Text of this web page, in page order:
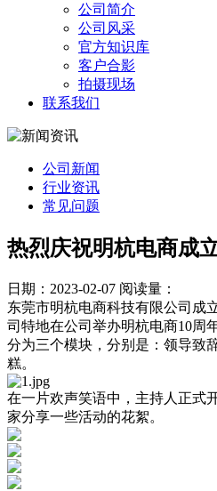
公司简介
公司风采
官方知识库
客户合影
拍摄现场
联系我们
公司新闻
行业资讯
常见问题
热烈庆祝明杭电商成
日期：2023-02-07 阅读量：
东莞市明杭电商科技有限公司成
司特地在公司举办明杭电商10周
分为三个模块，分别是：领导致
糕。
在一片欢声笑语中，主持人正式
家分享一些活动的花絮。